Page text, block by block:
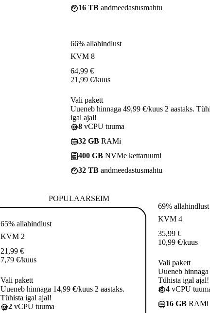
16 TB andmeedastusmahtu
66% allahindlust
KVM 8
64,99 €
21,99 €/kuus
Vali pakett
Uueneb hinnaga 49,99 €/kuus 2 aastaks.
igal ajal!
8 vCPU tuuma
32 GB RAMi
400 GB NVMe kettaruumi
32 TB andmeedastusmahtu
POPULAARSEIM
65% allahindlust
KVM 2
21,99 €
7,79 €/kuus
Vali pakett
Uueneb hinnaga 14,99 €/kuus 2 aastaks.
Tühista igal ajal!
2 vCPU tuuma
69% allahindlust
KVM 4
35,99 €
10,99 €/kuus
Vali pakett
Uueneb
Tühista igal ajal!
4 vCPU
16 GB RAMi